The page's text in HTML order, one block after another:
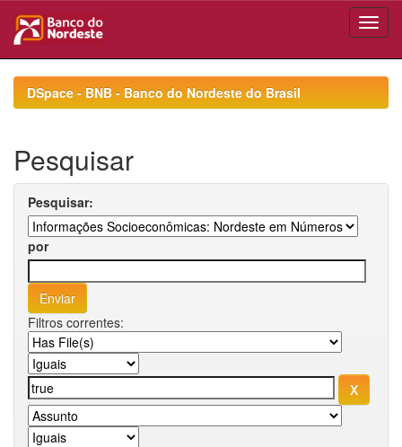
navigationDSpace - BNB - Banco do Nordeste do Brasil
Pesquisar
Pesquisar:
por
Filtros correntes: